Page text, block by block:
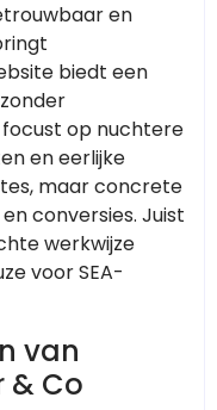
en
biedt een
op nuchtere
en eerlijke
maar concrete
conversies. Juist
werkwijze
voor SEA-
van
& Co